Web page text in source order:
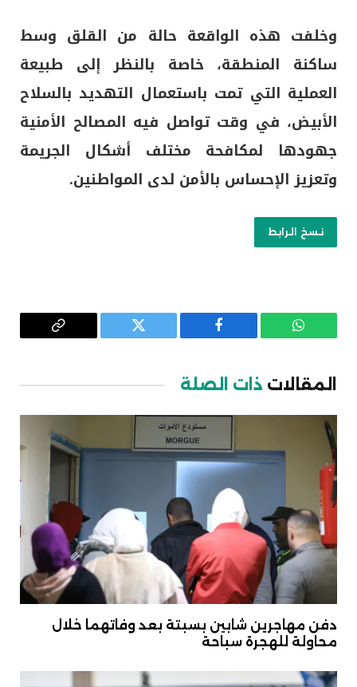
وخلفت هذه الواقعة حالة من القلق وسط
ساكنة المنطقة، خاصة بالنظر إلى طبيعة
العملية التي تمت باستعمال التهديد بالسلاح
الأبيض، في وقت تواصل فيه المصالح الأمنية
جهودها لمكافحة مختلف أشكال الجريمة
وتعزيز الإحساس بالأمن لدى المواطنين.
نسخ الرابط
واتساب فيسبوك تويتر
Copy
المقالات ذات الصلة
دفن مهاجرين شابين بسبتة بعد وفاتهما خلال
محاولة للهجرة سباحة